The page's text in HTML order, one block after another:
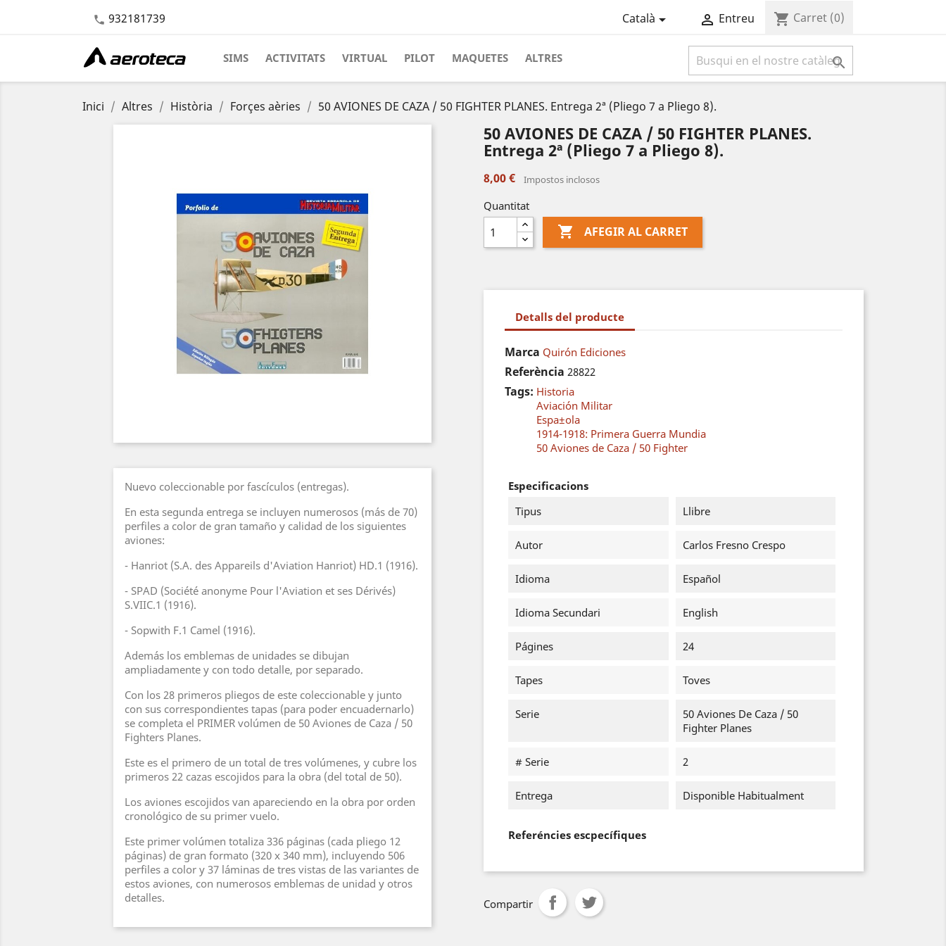
 932181739 Català  Entreu shopping_cart Carret (0)
SIMS ACTIVITATS VIRTUAL PILOT MAQUETES ALTRES 
Inici Altres Història Forçes aèries 50 AVIONES DE CAZA / 50 FIGHTER PLANES. Entrega 2ª (Pliego 7 a Pliego 8).
Nuevo coleccionable por fascículos (entregas).
En esta segunda entrega se incluyen numerosos (más de 70)
perfiles a color de gran tamaño y calidad de los siguientes
aviones:
- Hanriot (S.A. des Appareils d'Aviation Hanriot) HD.1 (1916).
- SPAD (Société anonyme Pour l'Aviation et ses Dérivés)
S.VIIC.1 (1916).
- Sopwith F.1 Camel (1916).
Además los emblemas de unidades se dibujan
ampliadamente y con todo detalle, por separado.
Con los 28 primeros pliegos de este coleccionable y junto
con sus correspondientes tapas (para poder encuadernarlo)
se completa el PRIMER volúmen de 50 Aviones de Caza / 50
Fighters Planes.
Este es el primero de un total de tres volúmenes, y cubre los
primeros 22 cazas escojidos para la obra (del total de 50).
Los aviones escojidos van apareciendo en la obra por orden
cronológico de su primer vuelo.
Este primer volúmen totaliza 336 páginas (cada pliego 12
páginas) de gran formato (320 x 340 mm), incluyendo 506
perfiles a color y 37 láminas de tres vistas de las variantes de
estos aviones, con numerosos emblemas de unidad y otros
detalles.
50 AVIONES DE CAZA / 50 FIGHTER PLANES.
Entrega 2ª (Pliego 7 a Pliego 8).
8,00 € Impostos inclosos
Quantitat
 AFEGIR AL CARRET
Detalls del producte
Marca Quirón Ediciones
Referència 28822
Tags: Historia
Aviación Militar
Espa±ola
1914-1918: Primera Guerra Mundia
50 Aviones de Caza / 50 Fighter
Especificacions
Tipus
Llibre
Autor Carlos Fresno Crespo
Idioma Español
Idioma Secundari English
Págines 24
Tapes Toves
Serie
50 Aviones De Caza / 50
Fighter Planes
# Serie 2
Entrega Disponible Habitualment
Referéncies escpecífiques
Compartir